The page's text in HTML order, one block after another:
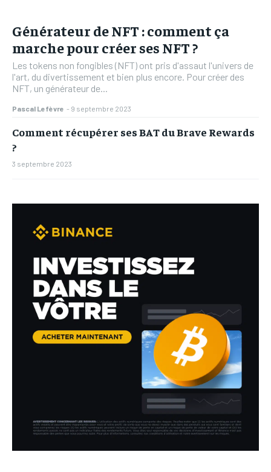
Générateur de NFT : comment ça
marche pour créer ses NFT ?
Les tokens non fongibles (NFT) ont pris d'assaut l'univers de
l'art, du divertissement et bien plus encore. Pour créer des
NFT, un générateur de...
Pascal Lefèvre - 9 septembre 2023
Comment récupérer ses BAT du Brave Rewards
?
3 septembre 2023